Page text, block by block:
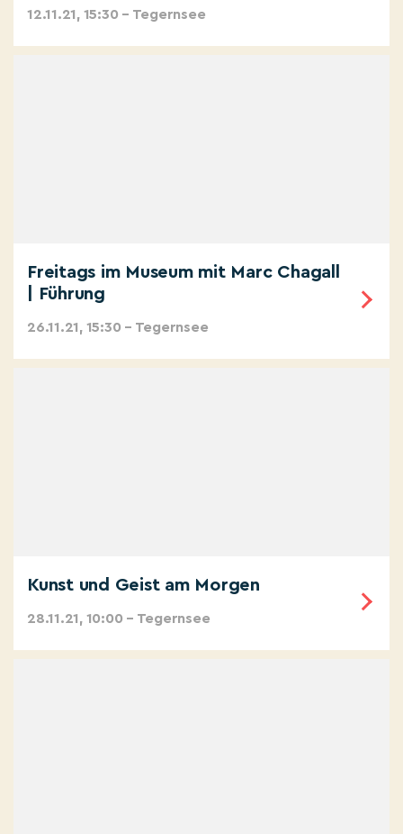
12.11.21, 15:30 – Tegernsee
Freitags im Museum mit Marc Chagall
| Führung
26.11.21, 15:30 – Tegernsee
Kunst und Geist am Morgen
28.11.21, 10:00 – Tegernsee